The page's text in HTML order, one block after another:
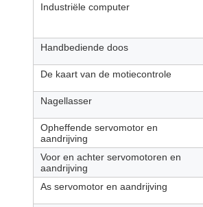
Industriële computer
Handbediende doos
De kaart van de motiecontrole
Nagellasser
Opheffende servomotor en
aandrijving
Voor en achter servomotoren en
aandrijving
As servomotor en aandrijving